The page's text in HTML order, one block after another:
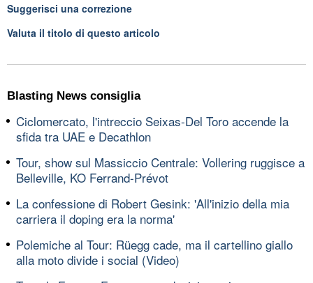
Suggerisci una correzione
Valuta il titolo di questo articolo
Blasting News consiglia
Ciclomercato, l'intreccio Seixas-Del Toro accende la
sfida tra UAE e Decathlon
Tour, show sul Massiccio Centrale: Vollering ruggisce a
Belleville, KO Ferrand-Prévot
La confessione di Robert Gesink: 'All'inizio della mia
carriera il doping era la norma'
Polemiche al Tour: Rüegg cade, ma il cartellino giallo
alla moto divide i social (Video)